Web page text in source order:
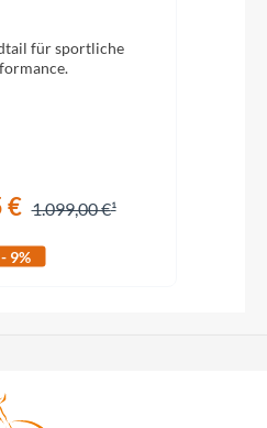
für sportliche
€ 1.099,00 €
- 9%